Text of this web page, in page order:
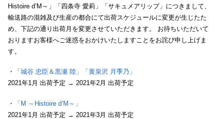
Histoire d’M～」「四条寺 愛莉」「サキュメアリップ」につきまして、
輸送路の混雑及び生産の都合にて出荷スケジュールに変更が生じたた
め、下記の通り出荷月を変更させていただきます。 お待ちいただいて
おりますお客様へご迷惑をおかけいたしますことをお詫び申し上げま
す。
・ 「城谷 忠臣＆黒瀬 陸」
「黄泉沢 月季乃」
2021年1月 出荷予定 → 2021年2月 出荷予定
・
「M ～Histoire d’M～」
2021年1月 出荷予定 → 2021年3月 出荷予定